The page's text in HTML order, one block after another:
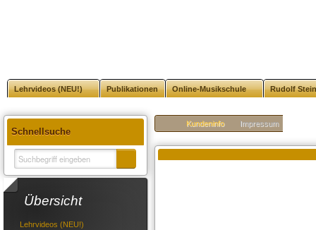
Lehrvideos (NEU!) Publikationen Online-Musikschule Rudolf
Schnellsuche
Übersicht
Lehrvideos (NEU!)
Kundeninfo Impressum